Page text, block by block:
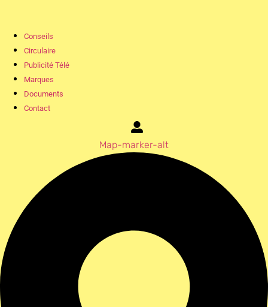
Conseils
Circulaire
Publicité Télé
Marques
Documents
Contact
Map-marker-alt